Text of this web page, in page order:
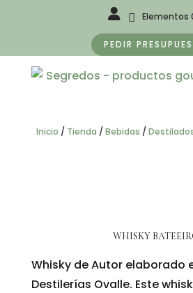
Elementos
PEDIR
Inicio / Tienda /Bebidas /
WHISKY
Whisky de Autor elaborado
Destilerías Ovalle. Este